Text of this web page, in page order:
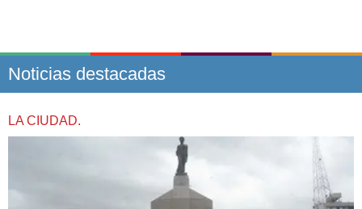
Noticias destacadas
LA CIUDAD.